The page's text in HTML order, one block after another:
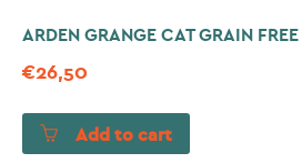
ARDEN GRANGE CAT GRAIN
€26,50
Add to cart